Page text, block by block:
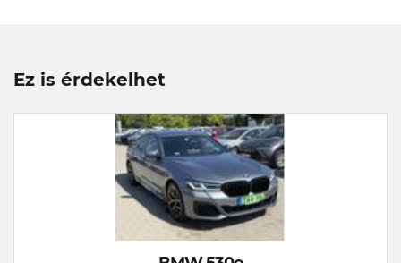
Ez is érdekelhet